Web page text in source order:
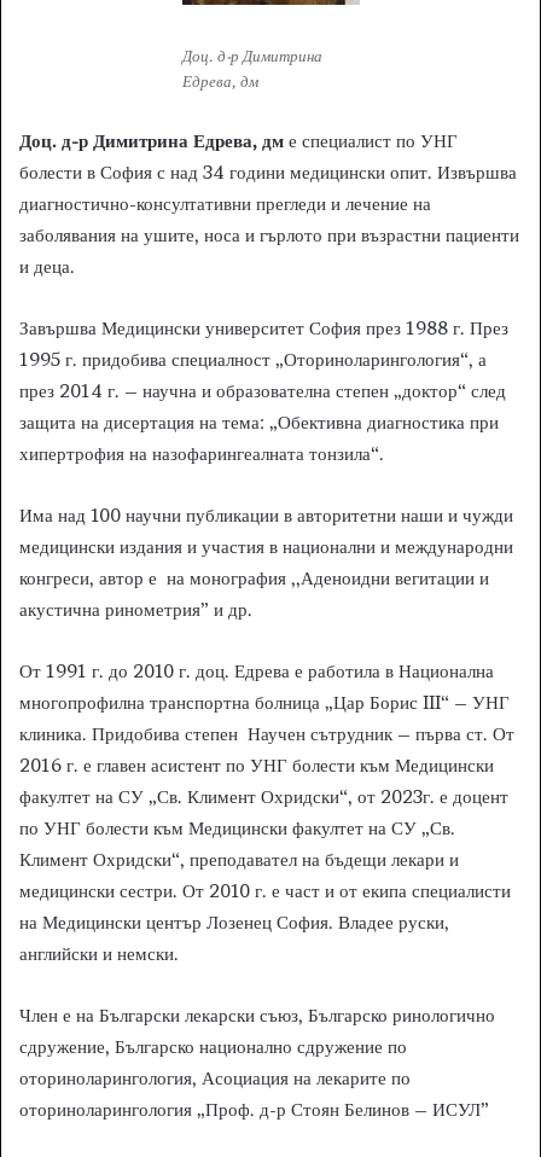
Доц. д-р Димитрина
Едрева, дм
Доц. д-р Димитрина Едрева, дм е специалист по УНГ
болести в София с над 34 години медицински опит. Извършва
диагностично-консултативни прегледи и лечение на
заболявания на ушите, носа и гърлото при възрастни пациенти
и деца.
Завършва Медицински университет София през 1988 г. През
1995 г. придобива специалност „Оториноларингология“, а
през 2014 г. – научна и образователна степен „доктор“ след
защита на дисертация на тема: „Обективна диагностика при
хипертрофия на назофарингеалната тонзила“.
Има над 100 научни публикации в авторитетни наши и чужди
медицински издания и участия в национални и международни
конгреси, автор е на монография ,,Аденоидни вегитации и
акустична ринометрия” и др.
От 1991 г. до 2010 г. доц. Едрева е работила в Национална
многопрофилна транспортна болница „Цар Борис III“ – УНГ
клиника. Придобива степен Научен сътрудник – първа ст. От
2016 г. е главен асистент по УНГ болести към Медицински
факултет на СУ „Св. Климент Охридски“, от 2023г. е доцент
по УНГ болести към Медицински факултет на СУ „Св.
Климент Охридски“, преподавател на бъдещи лекари и
медицински сестри. От 2010 г. е част и от екипа специалисти
на Медицински център Лозенец София. Владее руски,
английски и немски.
Член е на Български лекарски съюз, Българско ринологично
сдружение, Българско национално сдружение по
оториноларингология, Асоциация на лекарите по
оториноларингология „Проф. д-р Стоян Белинов – ИСУЛ”